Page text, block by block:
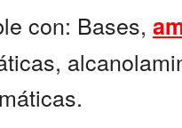
con: Bases,